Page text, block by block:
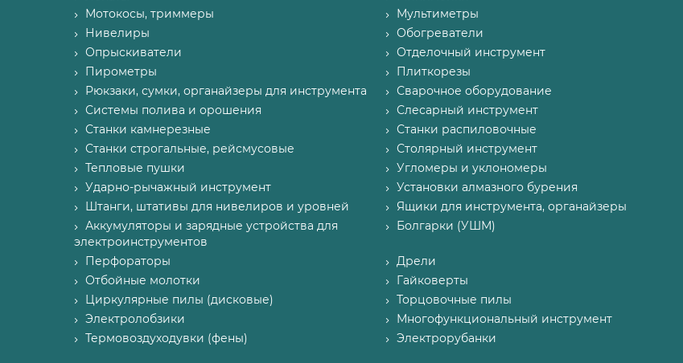
Мотокосы, триммеры
Мультиметры
Нивелиры
Обогреватели
Опрыскиватели
Отделочный инструмент
Пирометры
Плиткорезы
Рюкзаки, сумки, органайзеры для инструмента
Сварочное оборудование
Системы полива и орошения
Слесарный инструмент
Станки камнерезные
Станки распиловочные
Станки строгальные, рейсмусовые
Столярный инструмент
Тепловые пушки
Угломеры и уклономеры
Ударно-рычажный инструмент
Установки алмазного бурения
Штанги, штативы для нивелиров и уровней
Ящики для инструмента, органайзеры
Аккумуляторы и зарядные устройства для
электроинструментов
Болгарки (УШМ)
Перфораторы Дрели
Отбойные молотки
Гайковерты
Циркулярные пилы (дисковые)
Торцовочные пилы
Электролобзики
Многофункциональный инструмент
Термовоздуходувки (фены)
Электрорубанки